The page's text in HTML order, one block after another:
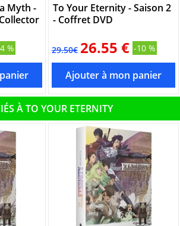
Myth -
%
To Your Eternity - Saison 2
- Coffret DVD
29.50€ 26.55 € -10 %
À TO YOUR ETERNITY